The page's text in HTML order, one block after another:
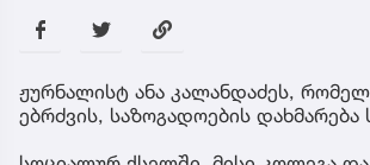
ჟურნალისტ ანა კალანდაძეს,
ებრძვის, საზოგადოების დახმარება